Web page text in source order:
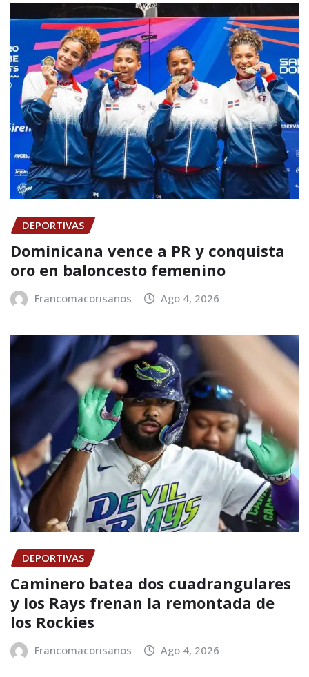
DEPORTIVAS
Dominicana vence a PR y conquista
oro en baloncesto femenino
Francomacorisanos Ago 4, 2026
DEPORTIVAS
Caminero batea dos cuadrangulares
y los Rays frenan la remontada de
los Rockies
Francomacorisanos Ago 4, 2026